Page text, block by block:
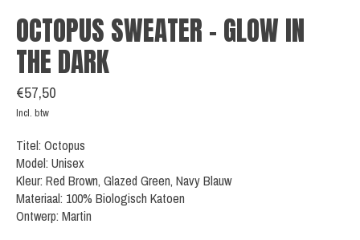
OCTOPUS SWEATER - GLOW IN
THE DARK
€57,50
Incl. btw
Titel: Octopus
Model: Unisex
Kleur: Red Brown, Glazed Green, Navy Blauw
Materiaal: 100% Biologisch Katoen
Ontwerp: Martin